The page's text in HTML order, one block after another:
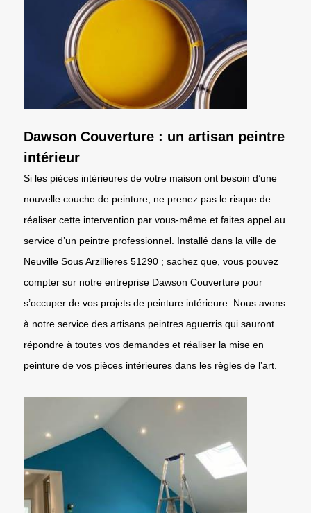
Dawson Couverture : un artisan peintre
intérieur
Si les pièces intérieures de votre maison ont besoin d’une
nouvelle couche de peinture, ne prenez pas le risque de
réaliser cette intervention par vous-même et faites appel au
service d’un peintre professionnel. Installé dans la ville de
Neuville Sous Arzillieres 51290 ; sachez que, vous pouvez
compter sur notre entreprise Dawson Couverture pour
s’occuper de vos projets de peinture intérieure. Nous avons
à notre service des artisans peintres aguerris qui sauront
répondre à toutes vos demandes et réaliser la mise en
peinture de vos pièces intérieures dans les règles de l’art.